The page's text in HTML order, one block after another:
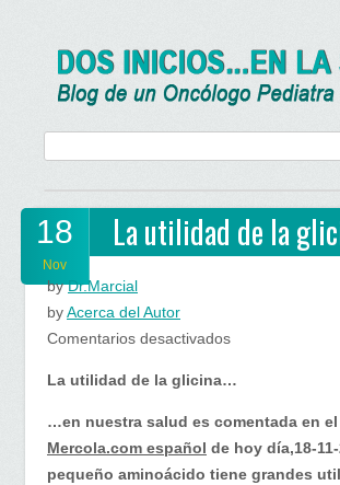
18
Nov
La utilidad de la
byDr.Marcial
byAcerca del Autor
Comentarios desactivadosen
utilidad
de
la
glicina…
La utilidad de la glicina…
…en nuestra salud es comentada en
Mercola.com español de hoy día,18-
pequeño aminoácido tiene grandes